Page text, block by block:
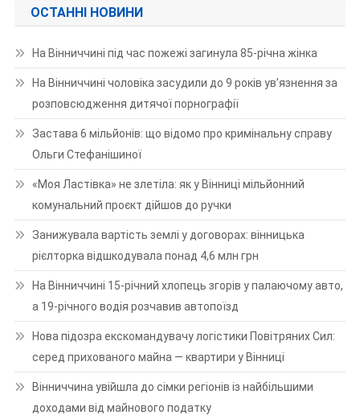
ОСТАННІ НОВИНИ
На Вінниччині під час пожежі загинула 85-річна жінка
На Вінниччині чоловіка засудили до 9 років ув’язнення за
розповсюдження дитячої порнографії
Застава 6 мільйонів: що відомо про кримінальну справу
Ольги Стефанішиної
«Моя Ластівка» не злетіла: як у Вінниці мільйонний
комунальний проєкт дійшов до ручки
Занижувала вартість землі у договорах: вінницька
рієлторка відшкодувала понад 4,6 млн грн
На Вінниччині 15-річний хлопець згорів у палаючому авто,
а 19-річного водія розчавив автопоїзд
Нова підозра екскомандувачу логістики Повітряних Сил:
серед прихованого майна — квартири у Вінниці
Вінниччина увійшла до сімки регіонів із найбільшими
доходами від майнового податку